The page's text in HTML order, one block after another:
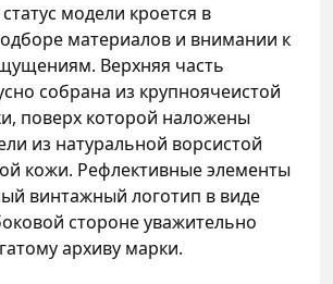
модели кроется в
материалов и внимании к
Верхняя часть
собрана из крупноячеистой
поверх которой наложены
из натуральной ворсистой
кожи. Рефлективные элементы
винтажный логотип в виде
стороне уважительно
архиву марки.